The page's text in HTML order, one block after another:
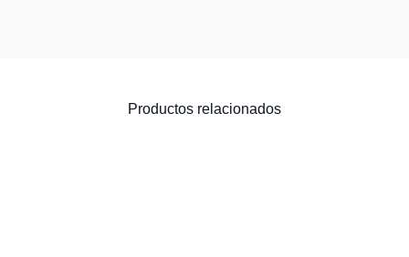
Productos relacionados